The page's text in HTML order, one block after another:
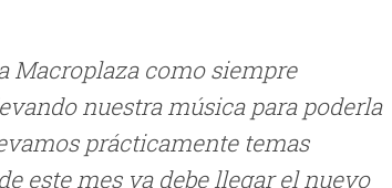
Macroplaza como siempre
nuestra música para poderla
prácticamente temas
este mes ya debe llegar el nuevo